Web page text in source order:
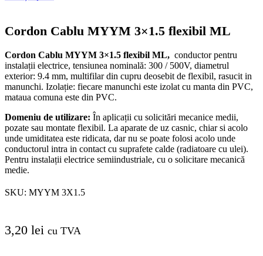
Cordon Cablu MYYM 3×1.5 flexibil ML
Cordon Cablu MYYM 3×1.5 flexibil ML, conductor pentru
instalații electrice, tensiunea nominală: 300 / 500V, diametrul
exterior: 9.4 mm, multifilar din cupru deosebit de flexibil, rasucit in
manunchi. Izolație: fiecare manunchi este izolat cu manta din PVC,
mataua comuna este din PVC.
Domeniu de utilizare: În aplicații cu solicitări mecanice medii,
pozate sau montate flexibil. La aparate de uz casnic, chiar si acolo
unde umiditatea este ridicata, dar nu se poate folosi acolo unde
conductorul intra in contact cu suprafete calde (radiatoare cu ulei).
Pentru instalații electrice semiindustriale, cu o solicitare mecanică
medie.
SKU: MYYM 3X1.5
3,20 lei cu TVA